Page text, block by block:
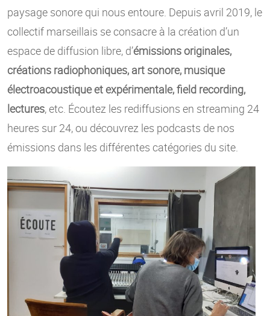
paysage sonore qui nous entoure. Depuis avril 2019, le
collectif marseillais se consacre à la création d’un
espace de diffusion libre, d’émissions originales,
créations radiophoniques, art sonore, musique
électroacoustique et expérimentale, field recording,
lectures, etc. Écoutez les rediffusions en streaming 24
heures sur 24, ou découvrez les podcasts de nos
émissions dans les différentes catégories du site.